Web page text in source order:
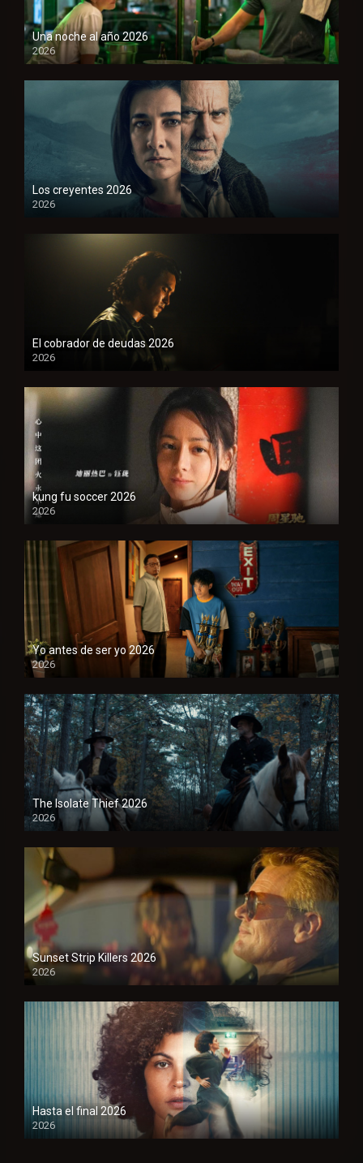
Una noche al año 2026
2026
1080P
Los creyentes 2026
2026
1080P
El cobrador de deudas 2026
2026
1080P
kung fu soccer 2026
2026
1080P
Yo antes de ser yo 2026
2026
1080P
The Isolate Thief 2026
2026
1080P
Sunset Strip Killers 2026
2026
1080P
Hasta el final 2026
2026
1080P